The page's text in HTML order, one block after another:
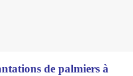
de palmiers à